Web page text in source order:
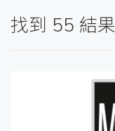
找到 55 結果